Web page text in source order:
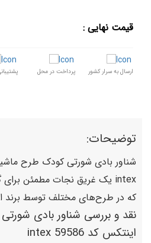
قیمت نهایی :
ارسال به سرار کشور پرداخت در محل پشتیبانی 24
توضیحات:
که در طرح‌های مختلف توسط
نقد و بررسی شناور بادی
اینتکس کد 59586 intex